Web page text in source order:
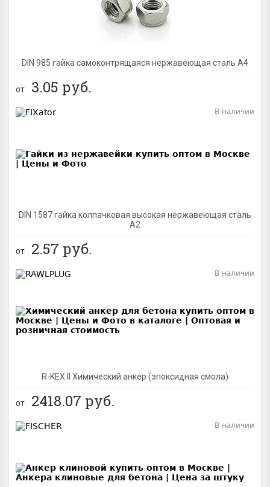
DIN 985 гайка самоконтрящаяся нержавеющая сталь A4
от 3.05 руб.
DIN 1587 гайка колпачковая высокая нержавеющая сталь
А2
В наличии
от 2.57 руб.
R-KEX II Химический анкер (эпоксидная смола)
В наличии
от 2418.07 руб.
В наличии